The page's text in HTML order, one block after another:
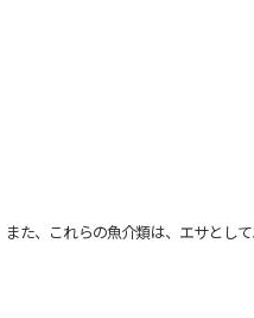
、これらの魚介類は、エサとして